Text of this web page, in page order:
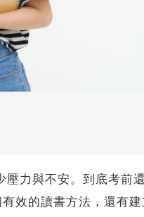
力與不安。到底考前
效的讀書方法，還有建